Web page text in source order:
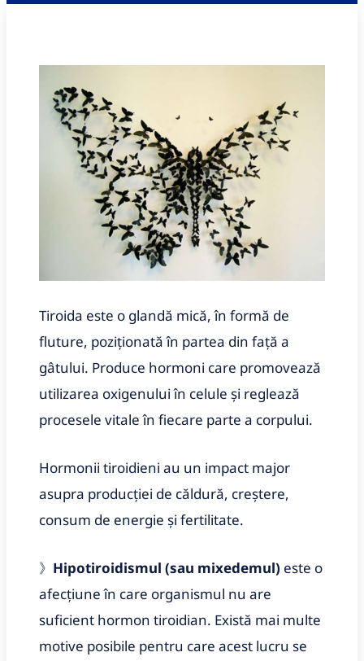
Tiroida este o glandă mică, în formă de
fluture, poziționată în partea din față a
gâtului. Produce hormoni care promovează
utilizarea oxigenului în celule și reglează
procesele vitale în fiecare parte a corpului.
Hormonii tiroidieni au un impact major
asupra producției de căldură, creștere,
consum de energie și fertilitate.
》 Hipotiroidismul (sau mixedemul) este o
afecțiune în care organismul nu are
suficient hormon tiroidian. Există mai multe
motive posibile pentru care acest lucru se